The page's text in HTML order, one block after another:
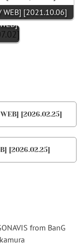
WEB] [2021.10.06]
[2026.02.25]
[2026.02.25]
from BanG